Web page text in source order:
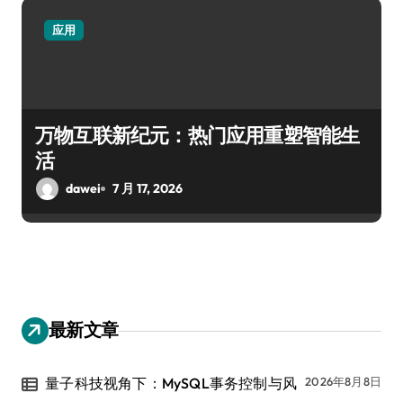
应用
万物互联新纪元：热门应用重塑智能生
活
dawei 7 月 17, 2026
最新文章
量子科技视角下：MySQL事务控制与风 2026年8月8日